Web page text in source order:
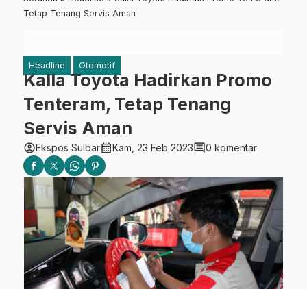
Tetap Tenang Servis Aman
Headline Otomotif
Kalla Toyota Hadirkan Promo
Tenteram, Tetap Tenang
Servis Aman
account_circleEkspos Sulbarcalendar_monthKam, 23 Feb 2023comment0 komentar